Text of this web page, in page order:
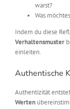
warst?
Was
Indem du diese
Verhaltensmuster
einleiten.
Authentische
Authentizität
Werten